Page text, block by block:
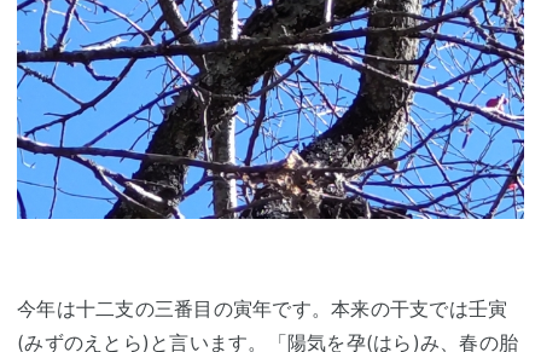
今年は十二支の三番目の寅年です。本来の干支では壬寅
(みずのえとら)と言います。「陽気を孕(はら)み、春の胎